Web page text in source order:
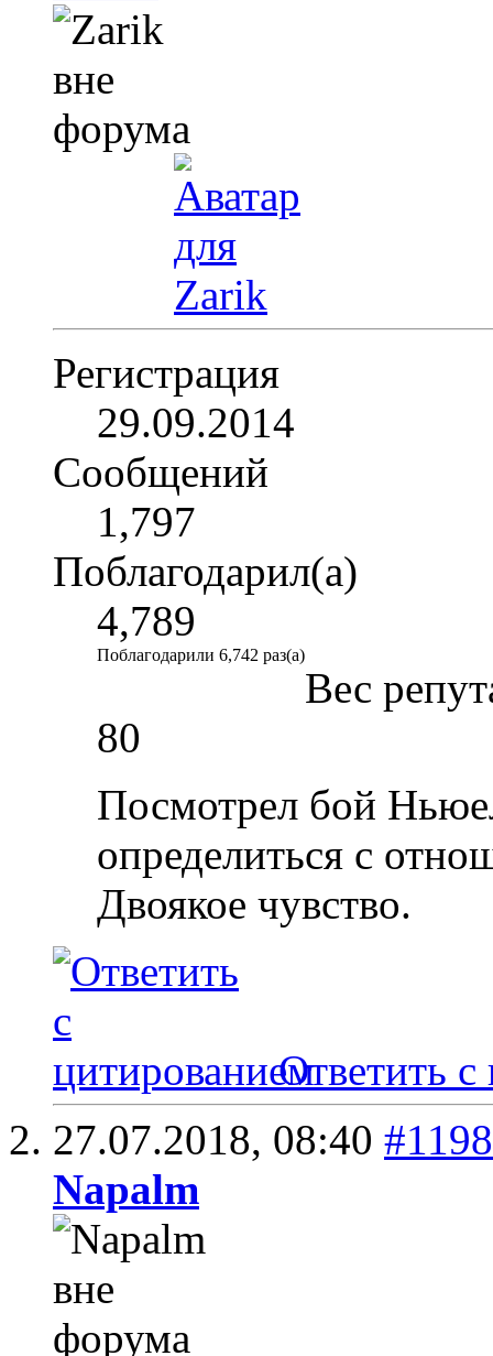
Регистрация
29.09.2014
Сообщений
1,797
Поблагодарил(а)
4,789
Поблагодарили 6,742 раз(а)
Вес
80
Посмотрел бой
определиться с
Двоякое чувство.
Ответить с
27.07.2018, 08:40
Napalm